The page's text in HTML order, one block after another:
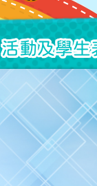
活動及學生